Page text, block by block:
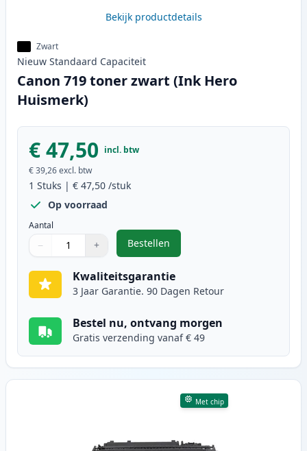
Bekijk productdetails
Zwart
Nieuw Standaard Capaciteit
Canon 719 toner zwart (Ink Hero
Huismerk)
€ 47,50 incl. btw
€ 39,26excl. btw
1 Stuks | € 47,50 /stuk
Op voorraad
Aantal
Gebruik de knoppen om aan te passen
− +
1
Bestellen
,Canon 719 toner zwart (Ink Hero
Kwaliteitsgarantie
3 Jaar Garantie. 90 Dagen Retour
Bestel nu, ontvang morgen
Gratis verzending vanaf € 49
Met chip